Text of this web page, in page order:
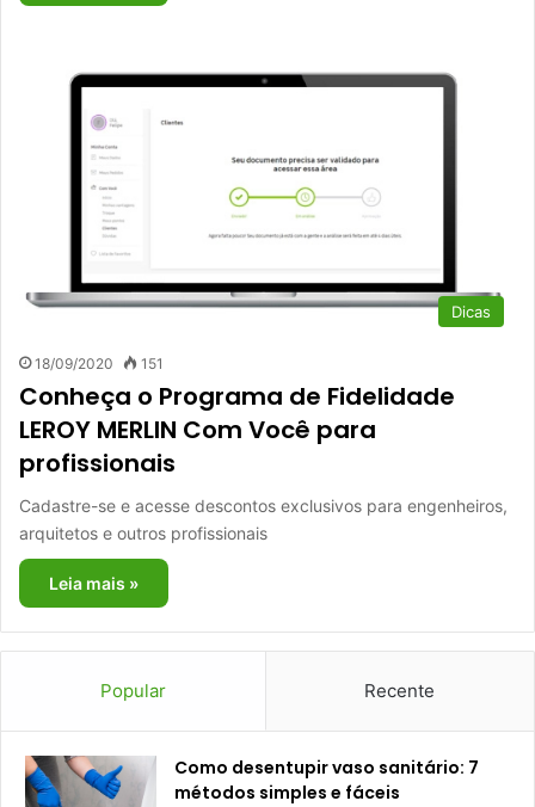
Dicas
18/09/2020 151
Conheça o Programa de Fidelidade
LEROY MERLIN Com Você para
profissionais
Cadastre-se e acesse descontos exclusivos para engenheiros,
arquitetos e outros profissionais
Leia mais »
Popular Recente
Como desentupir vaso sanitário: 7
métodos simples e fáceis